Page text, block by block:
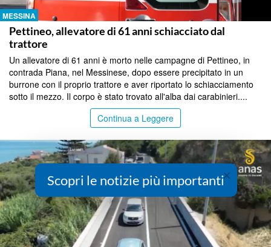
MESSINA
Pettineo, allevatore di 61 anni schiacciato dal
trattore
Un allevatore di 61 anni è morto nelle campagne di Pettineo, in
contrada Piana, nel Messinese, dopo essere precipitato in un
burrone con il proprio trattore e aver riportato lo schiacciamento
sotto il mezzo. Il corpo è stato trovato all'alba dai carabinieri....
Continua a Leggere
×
Scopri le notizie più importanti